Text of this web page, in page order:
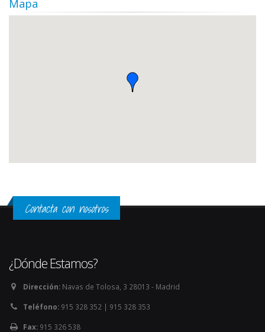
Mapa
Contacta con nosotros
¿Dónde Estamos?
Dirección: Navas de Tolosa, 3 28013 - Madrid
Teléfono: 915 328 352 | 915 328 353
Fax: 915 326 538